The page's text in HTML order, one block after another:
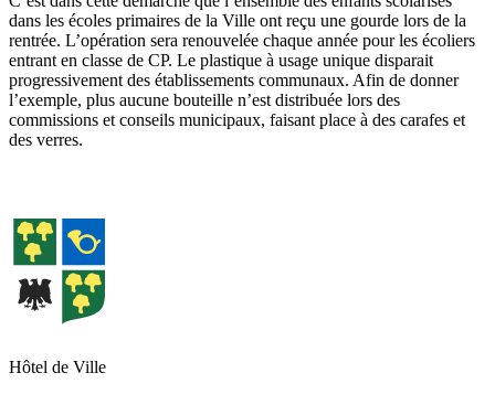
dans les écoles primaires de la Ville ont reçu une gourde lors de la
rentrée. L’opération sera renouvelée chaque année pour les écoliers
entrant en classe de CP. Le plastique à usage unique disparait
progressivement des établissements communaux. Afin de donner
l’exemple, plus aucune bouteille n’est distribuée lors des
commissions et conseils municipaux, faisant place à des carafes et
des verres.
Hôtel de Ville